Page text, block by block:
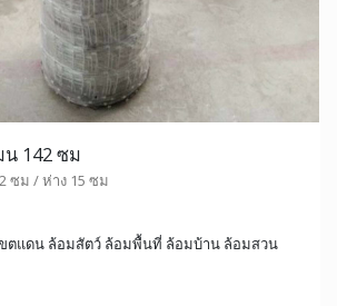
142 ซม
ซม / ห่าง 15 ซม
ขตแดน ล้อมสัตว์ ล้อมพื้นที่ ล้อมบ้าน ล้อมสวน